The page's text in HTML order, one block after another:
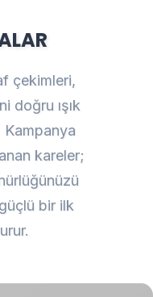
çekimleri,
doğru ışık
Kampanya
kareler;
bir ilk